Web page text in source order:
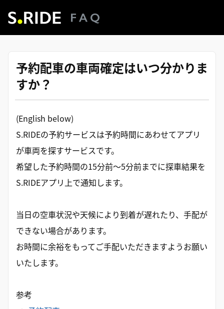
予約配車の車両確定はいつ分かりま
すか？
(English below)
S.RIDEの予約サービスは予約時間にあわせてアプリ
が車両を探すサービスです。
希望した予約時間の15分前〜5分前までに探車結果を
S.RIDEアプリ上で通知します。
当日の空車状況や天候により到着が遅れたり、手配が
できない場合があります。
お時間に余裕をもってご手配いただきますようお願い
いたします。
参考